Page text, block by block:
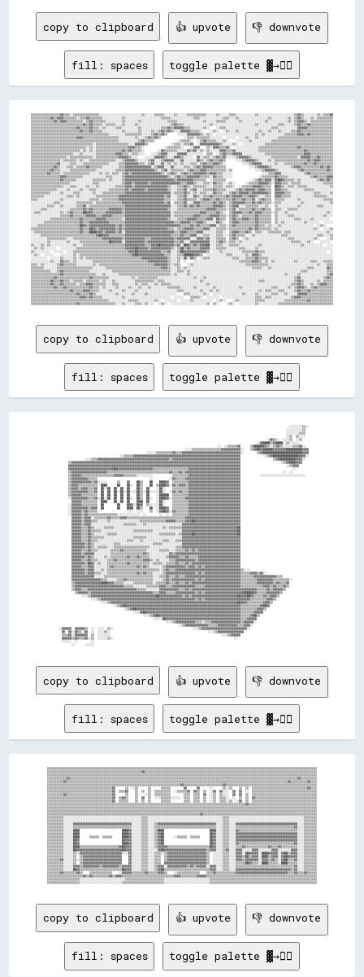
copy to clipboard 👍 upvote 👎 downvote
fill: spaces toggle palette ▓→✊🏽
▒▒▒▒▒▒▒▒▒▒▒▒▒▒▒▒▒▒▓▓▒▒▒▒░░▒▒▒▒▒▒▒▒▒▒▒▒▒▒▒▒░░░░░░░░░░░░░░░░░░░░░░░░░░▒▒░░░░░░▒▒▒▒▒▒░░░░░░▒▒░░░░░░▒▒▒▒▒▒▒▒▒▒▒▒░░░░░░▒▒░░░░░░▒▒▒▒░░░░░░░░░░░░▒▒░░░░░░░░░░░░░░░░░░░░░░▒▒▓▓▒▒░░░░░░░░▒▒░░▒▒▒▒▓▓
▒▒▒▒▒▒▒▒▒▒▒▒▓▓▒▒▓▓▓▓▒▒▒▒▒▒▒▒░░▒▒▒▒▓▓▒▒▒▒▒▒▒▒░░░░░░░░░░░░▒▒░░░░░░░░░░░░░░░░░░░░░░▒▒▒▒▒▒░░░░░░░░░░░░░░▒▒▒▒░░░░░░░░░░░░░░▒▒▒▒░░░░▒▒░░░░░░░░░░░░░░░░░░▒▒░░░░░░░░░░▒▒░░▒▒▓▓▒▒░░░░▒▒░░▒▒▒▒▒▒▒▒▒▒
▒▒▒▒▒▒▒▒▒▒▒▒▒▒▓▓▒▒▓▓▓▓▒▒▒▒▒▒▒▒▒▒░░▒▒▓▓▒▒▒▒▒▒▒▒░░░░░░░░░░▒▒░░░░░░░░▒▒░░░░░░░░░░░░░░░░▒▒▒▒▒▒░░░░░░░░░░░░░░░░▒▒░░░░░░▒▒▒▒▒▒░░░░░░░░▒▒░░░░░░░░░░░░░░▒▒░░░░░░░░░░░░▒▒░░▒▒▓▓▓▓▒▒░░▒▒▒▒▒▒▒▒▒▒▒▒▒▒
▒▒▒▒▒▒▒▒▒▒▒▒▒▒▒▒▒▒▒▒▒▒▒▒▒▒▒▒▒▒▒▒▓▓▒▒▓▓▒▒▒▒▒▒░░▒▒▒▒▒▒░░░░▒▒░░░░░░▒▒░░░░░░░░░░░░░░░░░░░░▒▒▓▓▒▒▒▒░░░░░░░░░░░░░░░░▒▒░░░░░░░░░░░░░░░░░░░░░░░░░░▒▒░░░░░░░░░░░░▒▒▒▒░░░░░░▒▒▓▓▒▒▒▒▓▓▒▒▒▒▒▒▒▒▒▒▒▒▒▒
▒▒▒▒▒▒▒▒▒▒▒▒▒▒▒▒▒▒▒▒▒▒▒▒▒▒▒▒▓▓▒▒▒▒▒▒▓▓▒▒▒▒░░▒▒░░░░░░▒▒▒▒░░░░░░░░░░▒▒░░░░░░░░░░░░▒▒▒▒▓▓▒▒▓▓▓▓▓▓▒▒▒▒░░░░░░░░▒▒░░    ░░▒▒▒▒░░░░░░░░░░░░░░░░░░░░░░░░░░░░▒▒▒▒░░░░░░░░░░░░▓▓▓▓▓▓▒▒▒▒▒▒▒▒▒▒▒▒▒▒▒▒
▒▒▒▒▒▒▒▒▒▒▒▒▒▒▒▒▒▒▒▒▒▒▒▒▒▒▒▒▒▒▓▓▒▒▒▒▓▓▒▒▒▒▒▒░░░░░░░░░░░░▒▒░░░░░░░░▒▒░░░░░░▒▒░░▒▒▓▓▒▒▓▓▒▒░░░░▓▓▓▓▓▓▒▒▒▒▒▒░░    ░░▒▒░░  ░░▒▒░░░░▒▒░░░░░░░░░░░░▒▒░░░░▒▒░░░░▒▒░░░░░░▒▒▒▒▓▓▒▒▒▒▒▒▒▒▒▒▒▒▒▒▒▒▒▒▒▒
▒▒▒▒▒▒▒▒▒▒▒▒▒▒▒▒▒▒▒▒▒▒▒▒▒▒▒▒▒▒▒▒▒▒▒▒▒▒▒▒▒▒▒▒▒▒▒▒░░░░░░░░░░▒▒▒▒▒▒▒▒▒▒░░░░░░▒▒▓▓▒▒▓▓▒▒      ░░░░░░▓▓▓▓▓▓▓▓▒▒░░▒▒░░  ░░░░░░░░░░░░░░░░░░░░░░░░▒▒░░▒▒░░░░░░░░░░░░▒▒▒▒▒▒▒▒▓▓▓▓▒▒▓▓▒▒▒▒▒▒▒▒▒▒▒▒▒▒
▒▒▒▒▒▒▒▒▒▒▒▒▒▒▒▒▒▒▒▒▒▒▒▒▒▒▒▒▓▓▓▓▒▒▒▒▒▒▒▒▒▒▒▒▒▒▒▒▒▒▒▒▒▒░░░░░░░░░░▒▒░░░░▒▒▓▓▒▒▓▓▒▒              ░░▒▒▒▒░░▒▒▒▒▒▒▒▒░░░░░░░░  ░░░░░░  ░░░░▒▒░░░░▒▒░░░░░░░░░░░░▒▒▒▒▒▒▒▒▒▒▒▒▒▒▒▒▒▒▒▒▒▒▒▒▒▒▒▒▒▒▒▒▒▒
▒▒▒▒▒▒▒▒▒▒▒▒▒▒▒▒▒▒▒▒▒▒▒▒▒▒▒▒▒▒▒▒▒▒▒▒▒▒▒▒▒▒▒▒▒▒▒▒▒▒▒▒▒▒░░░░░░░░░░░░▒▒▓▓▒▒▒▒▒▒              ░░▒▒▒▒▒▒░░  ░░▒▒▓▓▒▒▒▒▒▒░░░░▒▒░░    ░░░░░░░░▒▒░░░░░░░░░░░░▒▒▒▒▒▒▒▒▒▒▒▒▒▒▒▒▒▒▒▒▒▒▒▒▒▒▒▒▒▒▒▒▒▒▒▒▒▒
▒▒▒▒▒▒▒▒▒▒▒▒▒▒▒▒▒▒▒▒▒▒▒▒▒▒▒▒▒▒▒▒▒▒▒▒▒▒░░▒▒▒▒▒▒▒▒▒▒▒▒▒▒▒▒▒▒▒▒░░░░▓▓▓▓▓▓▒▒              ░░▒▒▒▒░░▒▒▒▒▓▓  ░░▓▓▓▓▓▓▓▓▓▓▓▓▒▒░░░░░░▒▒░░  ░░░░░░░░░░░░░░▒▒▒▒▒▒▒▒▒▒▒▒▒▒▒▒▒▒▒▒▒▒▒▒▒▒▒▒▒▒▒▒▒▒▒▒▒▒▒▒▒▒
▒▒▒▒▒▒▒▒▒▒▒▒▒▒▒▒▒▒▒▒▒▒▒▒▒▒▒▒▒▒▒▒▒▒░░▒▒░░▒▒▒▒▒▒▒▒▒▒▒▒▒▒▒▒▒▒▒▒▓▓▓▓▒▒▒▒░░            ░░▒▒▒▒▒▒▒▒░░    ░░▓▓▓▓    ▒▒░░▓▓▓▓▒▒▒▒▓▓░░  ░░░░░░░░░░░░░░▒▒▒▒▒▒▒▒▒▒▒▒▒▒▒▒▒▒▒▒▒▒▒▒▓▓▒▒▒▒▒▒▒▒▒▒▒▒▒▒▒▒▒▒▒▒
▒▒▒▒▒▒▒▒▒▒▒▒▒▒▒▒▒▒▒▒▒▒▒▒▒▒▒▒▒▒░░▒▒░░▒▒░░▒▒▒▒▒▒▒▒▒▒▒▒▒▒▒▒▓▓▒▒▓▓▒▒▒▒▒▒░░        ░░▓▓▒▒▒▒▒▒▒▒░░░░░░▓▓▒▒▓▓░░▒▒░░▒▒░░░░░░▓▓▓▓▒▒▒▒▓▓░░░░░░░░░░░░░░▒▒▒▒▒▒▒▒▒▒▒▒▒▒▒▒▒▒▒▒▒▒▒▒▒▒▒▒▓▓▒▒▒▒▒▒▒▒▒▒▒▒▒▒▒▒
▒▒▒▒▒▒▒▒▒▒▒▒▒▒▒▒▒▒▒▒▒▒▒▒▒▒░░░░▒▒░░░░░░░░▒▒▒▒▒▒▒▒▒▒▒▒▓▓▓▓▒▒▒▒░░▒▒▒▒░░░░    ░░░░▒▒▓▓▓▓░░░░░░▓▓▓▓▓▓░░░░░░░░░░  ▒▒▒▒  ░░▒▒▓▓▒▒▒▒▓▓▓▓▓▓░░░░░░░░░░░░░░▒▒▒▒▒▒▒▒▒▒▒▒▒▒▒▒▒▒▒▒▒▒▒▒▓▓▓▓▒▒▒▒▒▒▒▒▒▒▒▒▒▒
▒▒▒▒▒▒▒▒▒▒▒▒▒▒▒▒▒▒▒▒▒▒░░▒▒▒▒▒▒▒▒▒▒▒▒▒▒░░▒▒▒▒▒▒▒▒▒▒▒▒▒▒▓▓▓▓▓▓▒▒░░░░    ░░░░░░▓▓▓▓▓▓▒▒░░░░▓▓▓▓▒▒░░░░░░  ▓▓░░▒▒▒▒░░▒▒▓▓▒▒▓▓░░░░░░▒▒▓▓▓▓▓▓▒▒░░░░░░░░░░░░▒▒▒▒▒▒▒▒▒▒▒▒▒▒▒▒░░▓▓▓▓▓▓▒▒▒▒▓▓▒▒▒▒▒▒▒▒
▒▒▒▒▒▒▒▒▒▒▒▒▒▒▒▒▒▒░░▒▒▒▒▒▒▒▒░░▒▒░░░░▒▒▒▒▒▒▒▒▒▒▒▒▒▒▒▒░░░░▒▒▓▓▓▓▓▓▒▒░░░░░░▒▒▓▓░░░░▒▒▓▓▓▓▓▓░░░░▓▓░░░░░░░░▓▓▒▒░░▒▒▓▓▒▒▒▒▓▓▒▒      ░░░░▒▒▓▓▓▓▓▓▒▒░░░░░░▒▒░░▒▒▒▒▒▒▒▒▒▒▒▒▒▒▒▒▒▒▒▒▓▓▒▒▓▓▓▓▒▒▒▒▒▒▒▒
▒▒▒▒▒▒▒▒▒▒▒▒▒▒▒▒▓▓░░░░░░▒▒▒▒░░░░▒▒▒▒▒▒▒▒▒▒▒▒▒▒▒▒░░░░░░▒▒▒▒▓▓▓▓▓▓▓▓▒▒▒▒░░▒▒▓▓░░░░▓▓░░▒▒░░▒▒░░▒▒░░░░▒▒▒▒░░▒▒▓▓▒▒▒▒▓▓▓▓▒▒░░          ░░░░▒▒▓▓▓▓▓▓░░░░░░░░▒▒░░░░▒▒▒▒▒▒▒▒▒▒▒▒▓▓▒▒▒▒▓▓▒▒▒▒▒▒▒▒▒▒
▒▒▒▒▒▒▒▒▒▒▒▒▒▒▓▓▒▒░░░░▒▒▒▒░░▒▒▒▒▒▒▓▓▒▒▒▒▒▒▒▒░░░░░░░░░░▒▒▒▒▓▓▓▓▓▓▓▓▓▓▓▓▓▓▓▓░░▒▒▓▓▓▓░░░░▓▓░░░░░░▒▒▒▒░░▒▒▓▓▒▒▓▓▓▓▓▓▒▒▒▒▒▒▒▒              ░░░░▒▒▓▓▓▓▓▓▒▒░░░░░░░░░░░░▒▒▓▓▓▓▒▒▒▒▒▒▒▒▒▒▒▒▓▓▒▒▓▓▒▒
▒▒▒▒▒▒▒▒▒▒▒▒▓▓▒▒▒▒░░░░░░▒▒▒▒▒▒▒▒▒▒▒▒▒▒▒▒░░░░░░░░░░░░▒▒▒▒▒▒▓▓▓▓▓▓▓▓▓▓▓▓▓▓▓▓▓▓▒▒░░▒▒▓▓░░▒▒▒▒▒▒▒▒░░▒▒▓▓▒▒▒▒▓▓▓▓▒▒▒▒▒▒▒▒▒▒▒▒░░▒▒              ░░░░▒▒▓▓▓▓▓▓▒▒░░░░░░░░░░░░▒▒▓▓▒▒▒▒▒▒▒▒▒▒▒▒▒▒▓▓▒▒
▒▒▒▒▒▒▒▒▒▒▓▓▒▒▒▒▒▒░░▒▒▒▒▒▒▒▒▒▒▒▒▒▒▒▒░░░░░░▒▒░░▒▒░░▒▒▒▒░░▒▒▓▓▒▒▓▓▓▓▓▓▓▓▓▓▓▓▓▓▓▓▓▓▒▒░░▒▒▓▓▒▒░░▒▒▓▓▒▒▒▒▓▓▓▓▓▓▓▓▒▒▓▓▓▓▒▒▒▒░░░░░░                  ░░░░▒▒▒▒▓▓▓▓░░░░░░░░░░░░░░▒▒▓▓▒▒▒▒▒▒▒▒▒▒▒▒▒▒
▒▒▒▒▒▒▒▒▒▒▒▒▒▒▒▒▒▒▓▓▓▓▒▒▒▒▒▒▒▒▒▒░░░░░░░░░░░░░░▒▒▒▒░░░░░░▒▒▓▓▓▓▓▓▓▓▓▓▓▓▓▓▓▓▓▓▓▓▓▓▓▓▓▓▒▒░░▒▒▓▓▒▒▒▒▓▓▓▓▓▓▓▓▒▒▒▒▒▒░░▓▓▒▒▒▒░░░░░░                ░░▒▒▒▒▒▒▒▒▓▓▒▒▒▒▒▒░░░░░░░░░░░░░░▒▒▓▓▒▒▒▒▒▒▓▓▓▓
▒▒▒▒▒▒▒▒▒▒▒▒▒▒▒▒▒▒▓▓▒▒▒▒▒▒▒▒░░░░░░░░░░▒▒▒▒▒▒▒▒░░▒▒░░░░░░▒▒▓▓▓▓▓▓▓▓▓▓▓▓▓▓▓▓▓▓▓▓▓▓▓▓▓▓▓▓▓▓▒▒▓▓▓▓▓▓▓▓▓▓▒▒▒▒▒▒▒▒  ░░▒▒▒▒▒▒▒▒                ░░▒▒▓▓▒▒▓▓▓▓░░▓▓██▓▓▒▒▒▒▒▒░░▒▒░░░░░░░░░░▒▒▓▓▒▒▓▓▒▒
▒▒▒▒▒▒▒▒▒▒▒▒▒▒▒▒▒▒▒▒▒▒▒▒░░░░░░░░░░░░░░▒▒▒▒░░░░░░░░░░░░░░▒▒▓▓▓▓▒▒▓▓▓▓▓▓▓▓▒▒▓▓▓▓▓▓▓▓▓▓▓▓▓▓▓▓▓▓▒▒▒▒▓▓▓▓▒▒░░░░▒▒▒▒░░▓▓▒▒▒▒░░░░▒▒░░      ░░▒▒▒▒▒▒▓▓▓▓▓▓▒▒░░▓▓▓▓▒▒▒▒░░▒▒▒▒▒▒░░░░░░░░░░░░░░▒▒▒▒▒▒
▒▒▒▒▒▒▒▒▒▒▒▒▒▒▒▒▒▒▒▒░░░░▒▒▒▒░░░░░░▒▒░░░░▒▒░░░░░░░░░░▒▒▒▒▒▒▓▓▓▓▒▒▓▓▓▓▓▓▓▓▓▓▓▓▓▓▓▓▓▓▓▓▒▒░░░░▒▒▒▒▓▓▒▒░░▒▒▒▒▒▒▒▒░░░░▒▒▒▒▒▒░░▒▒▒▒░░  ░░▒▒▒▒▒▒▓▓▓▓▓▓▒▒▒▒▒▒  ██▓▓▒▒░░▒▒▒▒░░▒▒▒▒▒▒░░░░░░░░░░░░░░▒▒
▒▒▒▒▒▒▒▒▒▒▒▒▒▒▒▒░░░░░░▒▒░░░░░░▒▒░░░░▒▒▒▒░░░░░░░░▒▒▒▒▒▒▒▒▒▒▓▓▒▒▓▓▓▓▓▓▓▓▒▒▓▓▓▓▓▓▓▓▓▓▓▓▒▒░░░░▒▒▒▒▓▓░░▒▒▓▓░░░░▒▒▒▒▒▒▓▓▒▒▒▒▒▒░░░░░░▒▒▓▓▒▒▓▓▓▓▓▓▒▒▓▓▓▓▒▒▒▒  ▓▓▓▓▒▒▒▒░░░░░░░░░░▒▒▒▒▒▒░░░░░░░░░░░░
▒▒▒▒▒▒▒▒▒▒▒▒░░░░░░▒▒░░░░░░▒▒▒▒░░░░░░░░▒▒░░░░▒▒▒▒▒▒▒▒▒▒▒▒▒▒▓▓▓▓▓▓▓▓▓▓▓▓▓▓▓▓▓▓▓▓▓▓▓▓▓▓▓▓░░▒▒▒▒▒▒▓▓▒▒░░▒▒░░▒▒▒▒░░░░▓▓▒▒▒▒░░░░▒▒▓▓▒▒▓▓▓▓▓▓▒▒▓▓▓▓▓▓▓▓▓▓▒▒  ▓▓▓▓▓▓▒▒▒▒░░░░░░░░░░░░░░▒▒▒▒░░░░░░▒▒
▒▒▒▒▒▒▒▒░░░░░░░░░░░░░░▒▒▒▒░░▒▒░░░░░░░░░░▒▒▒▒▒▒▒▒▒▒▒▒▒▒▓▓▓▓▓▓▓▓▓▓▓▓▓▓▓▓▓▓▓▓▓▓▓▓▓▓▓▓▒▒▓▓░░░░▒▒▒▒▓▓░░░░▓▓▒▒░░▒▒▒▒▓▓▒▒▒▒▒▒▒▒▓▓▒▒▓▓▓▓▓▓▒▒▒▒▓▓▓▓▒▒░░░░▒▒▒▒  ▓▓▓▓▒▒▒▒▒▒░░░░░░░░░░░░░░▒▒▒▒▒▒▒▒░░░░
▒▒▒▒░░░░░░░░░░░░░░▒▒░░░░░░░░░░░░░░░░▒▒▒▒▒▒░░▒▒▒▒▒▒▒▒▒▒▓▓▓▓▓▓▓▓▓▓▓▓▓▓▓▓▓▓▓▓▓▓▓▓▓▓▓▓▒▒▒▒░░░░▒▒▒▒▓▓▒▒▒▒▒▒░░▒▒▓▓▓▓▒▒▒▒▓▓▒▒▒▒▒▒▒▒▓▓▒▒▒▒▓▓▒▒▒▒▓▓░░▒▒▓▓▒▒▒▒  ▒▒▒▒▒▒░░░░░░░░▒▒░░░░░░░░░░░░░░▒▒▒▒▒▒
░░░░░░░░░░░░░░▒▒▒▒░░░░░░░░░░▒▒▒▒▒▒▒▒▒▒░░▒▒▒▒▒▒▒▒▒▒▒▒▒▒▒▒▓▓▓▓▓▓▓▓▓▓▓▓▓▓▓▓▓▓▓▓▓▓▓▓▓▓▒▒▓▓  ▒▒▒▒▒▒▓▓░░░░▓▓▓▓▒▒▒▒▒▒▒▒▓▓▒▒▓▓▒▒░░▒▒▓▓▓▓▓▓▓▓▒▒▒▒▓▓▒▒▓▓▒▒▒▒▒▒░░▒▒▒▒░░░░░░░░░░░░▒▒░░░░░░░░░░░░░░░░▒▒
░░░░░░░░░░▒▒▒▒░░░░▒▒░░░░░░░░▒▒▒▒▓▓░░▒▒▒▒▒▒▒▒▒▒▒▒▒▒▒▒▒▒▒▒▒▒▓▓▓▓▓▓▓▓▓▓▓▓▓▓▓▓▓▓▓▓▓▓▓▓▓▓▓▓░░░░▒▒▒▒▓▓▒▒▓▓▒▒▓▓▒▒▒▒▒▒▒▒▓▓▓▓▓▓▒▒░░▒▒▓▓▓▓░░░░▒▒▒▒▒▒▒▒░░░░▒▒░░  ▒▒░░░░░░░░░░░░▒▒░░░░░░░░░░▒▒▒▒░░░░░░
░░░░░░▒▒▒▒░░░░░░░░░░░░░░▒▒▒▒▒▒▒▒▓▓▒▒▓▓▒▒▒▒▒▒▒▒▒▒▓▓▓▓▓▓▓▓▒▒▓▓▓▓▓▓▓▓▓▓▓▓▓▓▓▓▓▓▓▓▓▓▓▓▓▓▒▒░░░░▒▒▒▒▒▒▒▒▒▒▒▒▒▒▒▒▒▒▓▓▓▓▓▓▒▒▒▒▒▒░░▒▒▓▓░░▒▒▒▒▒▒▒▒▓▓▒▒▒▒▓▓▒▒▒▒  ▒▒▒▒░░░░▒▒▒▒▒▒░░░░░░░░░░░░░░░░░░░░░░
░░▒▒▒▒░░░░░░░░░░░░▒▒░░▒▒▓▓▒▒▒▒▒▒██▓▓▓▓▒▒▒▒▒▒▒▒▓▓▓▓▓▓▓▓▓▓▒▒▓▓▓▓▓▓▓▓▓▓▓▓▓▓▓▓▓▓▓▓▓▓▓▓▓▓▓▓░░▒▒▒▒▒▒▒▒▒▒▒▒▒▒▒▒▓▓▓▓▒▒▒▒▒▒▓▓▒▒░░  ▒▒▓▓▓▓▓▓▒▒▒▒▓▓▒▒▓▓▓▓▒▒▒▒▒▒░░▒▒░░░░▒▒░░░░░░░░░░░░░░░░░░░░░░░░▒▒░░
░░░░░░░░░░░░░░░░░░▒▒▒▒▒▒▓▓▒▒▒▒▒▒▒▒▓▓▓▓▓▓▒▒▒▒▓▓▓▓▓▓▒▒▒▒▒▒▒▒▓▓▓▓▓▓▓▓▓▓▓▓▓▓▓▓▓▓▓▓▓▓▓▓▓▓▓▓░░▒▒▒▒▒▒▒▒▒▒▒▒▓▓▓▓▒▒▒▒▒▒▓▓▓▓▓▓▒▒▒▒░░▒▒▓▓▒▒░░▒▒▒▒▒▒▒▒▓▓▒▒▒▒▒▒▒▒  ▒▒░░░░░░▒▒▒▒░░░░░░░░░░░░░░░░░░▒▒░░░░
░░░░░░░░░░░░▒▒▒▒▒▒▒▒▒▒▒▒▒▒▒▒▒▒▓▓▒▒▒▒▒▒▒▒▓▓▓▓▓▓▒▒▒▒▒▒▒▒▒▒░░▓▓▓▓▓▓▓▓▓▓▓▓▓▓▓▓▓▓▓▓▓▓▓▓▓▓▒▒░░░░▒▒▒▒▒▒▓▓▓▓▓▓▒▒▒▒▒▒▓▓▓▓░░▓▓▒▒▒▒  ▒▒▓▓▒▒▒▒▓▓▓▓▒▒▒▒▓▓▒▒▒▒▒▒▒▒  ▒▒░░░░░░░░░░▒▒▒▒░░░░░░▒▒░░░░░░░░░░  
░░░░░░░░▒▒▒▒▒▒▒▒▒▒▒▒▒▒▒▒▒▒▒▒▒▒▓▓▒▒▒▒▓▓▓▓▓▓▓▓▓▓▓▓▒▒▒▒▒▒▒▒▒▒▓▓▓▓▓▓▓▓▓▓▓▓▓▓▓▓▓▓▓▓▓▓▓▓▓▓▓▓▓▓▒▒▒▒▓▓▓▓▓▓▒▒▒▒▓▓▓▓▒▒░░░░░░▓▓▒▒░░  ▒▒▓▓▓▓▒▒▒▒▒▒▒▒▒▒▓▓▒▒▒▒▒▒▒▒  ▒▒░░▒▒░░░░░░░░░░░░▒▒░░░░░░░░  ░░░░░░
░░░░▒▒▒▒▒▒▒▒▒▒▒▒▒▒▒▒▒▒▒▒▒▒▒▒▒▒██▓▓▒▒▓▓▓▓▓▓▓▓▓▓▓▓▓▓▓▓▒▒▓▓▒▒▓▓▓▓▓▓▓▓▓▓▓▓▓▓▓▓▓▓▓▓▓▓▓▓▓▓▓▓▓▓▓▓▓▓▒▒▒▒▒▒▓▓▒▒▓▓▒▒▒▒▒▒▓▓▓▓░░▒▒▒▒░░▒▒▓▓▒▒▒▒▒▒▒▒▒▒▒▒▓▓▒▒▒▒░░▒▒░░░░▒▒░░░░░░░░░░░░░░░░░░░░  ░░▒▒░░    
▒▒▒▒▒▒▒▒▒▒▒▒▒▒▒▒▒▒▒▒▒▒▒▒▒▒▒▒▒▒▓▓▒▒▒▒██▓▓▒▒▓▓▓▓▓▓▓▓▓▓▒▒▓▓▒▒▓▓▓▓▓▓▓▓▓▓▓▓▓▓▓▓▓▓▓▓▓▓▓▓▓▓▒▒▒▒░░▒▒▒▒▓▓▓▓▓▓▒▒▒▒▒▒▓▓▓▓░░░░▒▒▒▒▒▒░░▒▒▒▒▒▒▒▒▒▒▒▒▓▓▒▒▓▓▒▒▒▒▒▒▒▒░░▒▒░░░░░░░░░░░░░░░░░░░░░░▒▒░░  ░░░░▒▒
░░▒▒▒▒▒▒▒▒▒▒▒▒▒▒▒▒▒▒▒▒▒▒▒▒▒▒▒▒▓▓▒▒▒▒████▓▓▓▓▒▒▓▓▓▓▓▓▒▒▓▓░░▓▓▓▓▓▓▓▓▓▓▓▓▓▓▓▓▓▓▓▓▓▓▓▓▓▓▓▓▓▓▒▒▒▒▓▓▓▓▒▒▒▒▒▒▓▓▓▓░░░░░░░░▒▒▒▒░░  ▒▒▓▓▓▓▒▒▒▒▓▓▒▒  ▒▒▒▒░░░░▒▒▒▒▒▒▒▒░░▒▒▒▒░░░░░░░░░░░░░░░░░░░░░░▒▒░░
░░░░░░▒▒▒▒▒▒▒▒▒▒▒▒▒▒▒▒▒▒▒▒▒▒▒▒▒▒▒▒▒▒▒▒▒▒▓▓██▓▓▓▓▒▒▒▒▒▒▒▒▒▒▓▓▓▓▓▓▓▓▓▓▓▓▓▓▓▓▓▓▓▓▓▓▓▓▓▓▓▓▒▒▒▒▒▒▓▓▒▒▒▒▓▓▓▓░░░░▒▒▒▒░░░░▒▒▒▒░░░░▒▒▓▓▒▒▒▒▒▒  ░░▒▒░░░░░░░░░░░░░░░░▒▒▒▒░░░░░░░░░░░░░░░░░░▒▒▒▒░░░░▒▒
░░░░░░░░░░▒▒▒▒▒▒▒▒▒▒▒▒░░░░▒▒▒▒▒▒▒▒▒▒▒▒▒▒▒▒▒▒▓▓▓▓▓▓▓▓▓▓▓▓▒▒▓▓▓▓▓▓▓▓▓▓▓▓▒▒▒▒▓▓▓▓▓▓▓▓▓▓▓▓▓▓▒▒▓▓▓▓▓▓▓▓░░░░▓▓▓▓▒▒▓▓░░░░▒▒▒▒▒▒  ▒▒▓▓▒▒  ░░▒▒░░░░░░░░░░░░░░░░░░░░░░░░▒▒▒▒░░░░░░░░░░░░▒▒░░    ░░▒▒
░░░░░░░░░░▒▒░░░░░░░░░░▒▒░░░░░░▒▒▒▒▒▒▒▒▒▒▒▒▒▒▒▒▒▒██▓▓▓▓▓▓░░▓▓▓▓▓▓▓▓▓▓▓▓▒▒▓▓▓▓▓▓▓▓▓▓▓▓▓▓▓▓▒▒▒▒▓▓░░░░▓▓▓▓▓▓▓▓▓▓▓▓░░░░▒▒▓▓▒▒░░▒▒▒▒░░▒▒░░░░░░░░░░░░░░░░░░░░░░░░░░░░░░▒▒▒▒▒▒░░░░▒▒░░    ░░░░░░  
▒▒░░░░▒▒░░▒▒░░░░░░░░░░░░░░▒▒░░░░▒▒▒▒▒▒▒▒▒▒▒▒▒▒▒▒▒▒▒▒▒▒▒▒▒▒▓▓▓▓▓▓▓▓▓▓▓▓▒▒▒▒▓▓▓▓██▓▓▓▓▓▓▓▓▒▒▓▓░░██▓▓▒▒▓▓▒▒▓▓▓▓██░░░░▒▒▒▒░░░░▒▒▒▒▒▒░░░░░░░░░░░░▒▒░░░░░░░░░░░░░░░░░░░░░░░░▒▒░░░░░░░░░░░░  ░░░░
░░▒▒░░▒▒░░░░░░░░  ░░░░░░░░░░▒▒▒▒▒▒▒▒▒▒▒▒▒▒▒▒▒▒▒▒▒▒▒▒▒▒▒▒▒▒▓▓▓▓▓▓██▓▓▓▓▓▓▒▒▓▓▓▓▓▓▓▓▓▓▓▓▒▒░░▒▒██▒▒▓▓▒▒▒▒▒▒▓▓▓▓▓▓░░░░▒▒▒▒▒▒░░░░░░░░▒▒▒▒░░░░░░▒▒░░░░░░░░░░░░░░░░░░░░░░░░░░░░░░░░░░░░░░░░░░░░░░
▒▒░░░░░░░░░░  ░░░░░░  ░░░░▒▒▒▒▒▒▒▒▒▒▒▒▒▒▒▒▒▒▒▒▒▒▒▒▒▒▒▒▒▒▒▒▒▒▓▓▓▓██▓▓▓▓▓▓▓▓▓▓▓▓▓▓▒▒▒▒▓▓░░░░▒▒██▓▓▓▓▓▓▓▓▓▓▓▓▓▓▒▒  ░░░░▒▒░░░░░░░░░░░░▒▒▒▒▒▒▒▒▓▓▒▒▒▒░░░░░░░░░░░░░░░░░░░░░░░░░░░░░░░░░░░░░░  ░░
░░▒▒░░  ░░░░░░    ░░░░░░░░▒▒░░▒▒▒▒▒▒▒▒▒▒▒▒▒▒▒▒▒▒▒▒▒▒▒▒▒▒▒▒▒▒▒▒▓▓██▓▓▓▓▓▓▓▓▓▓▓▓▓▓▓▓▒▒▒▒░░░░▒▒▒▒██████▓▓▓▓▒▒  ░░░░░░░░░░░░▒▒▒▒░░░░░░░░▒▒░░▓▓▓▓▒▒░░░░░░░░░░░░░░░░░░░░░░░░░░░░░░░░░░░░░░░░░░░░
░░░░░░░░░░  ░░░░░░▒▒░░░░░░▒▒░░▒▒░░▒▒▒▒▒▒▒▒▒▒▒▒▒▒▒▒▒▒▒▒▒▒▒▒▒▒▒▒▒▒▒▒▒▒▓▓▓▓▓▓▓▓▓▓▓▓▓▓▓▓▒▒░░░░▒▒░░▓▓░░▓▓▒▒  ░░▒▒▒▒░░░░░░░░░░░░░░▒▒▒▒░░░░▒▒▒▒▒▒▓▓▒▒▒▒▒▒░░░░░░░░░░░░░░░░░░░░░░░░░░░░░░░░░░░░░░░░
░░░░░░░░░░░░▒▒░░░░▓▓▒▒▒▒░░▒▒░░░░░░░░░░▒▒▒▒▒▒▒▒▒▒▒▒▒▒▒▒▒▒▒▒▒▒▒▒▒▒▒▒▒▒▒▒▒▒▓▓▓▓▓▓▓▓▓▓▓▓▒▒░░░░▒▒  ░░    ░░░░░░░░░░░░░░░░░░░░░░░░░░░░▒▒▒▒▒▒▒▒▓▓▓▓▒▒░░▒▒░░▒▒░░░░░░░░░░░░▒▒░░░░░░░░▒▒▒▒░░░░▒▒▒▒▒▒
▒▒▒▒░░▒▒░░░░░░░░▒▒▓▓▒▒▒▒▒▒▒▒░░░░░░░░░░▒▒░░▒▒▒▒▒▒▒▒▒▒▒▒▒▒▒▒▒▒▒▒▒▒▒▒▒▒▒▒▒▒▒▒▒▒▓▓▓▓▓▓▓▓▒▒░░▒▒▒▒    ░░▒▒░░░░░░░░░░░░░░░░░░░░░░░░░░░░░░░░▒▒▒▒▒▒▒▒▒▒▒▒▒▒░░░░░░░░░░░░░░░░░░░░░░░░░░░░░░▒▒░░░░▒▒▒▒
▒▒▒▒▒▒▒▒░░░░░░░░▒▒▒▒▒▒▒▒▒▒▒▒▒▒▒▒▒▒▒▒▒▒░░░░░░░░▒▒▒▒▒▒▒▒▒▒▒▒▒▒▒▒▒▒▒▒▒▒▒▒▒▒▒▒▒▒▒▒▒▒▓▓▓▓▒▒░░░░▒▒░░▒▒░░░░░░░░░░░░░░░░░░░░░░░░░░░░░░░░░░░░░░░░▒▒▒▒▒▒░░░░▒▒░░░░░░░░░░░░░░░░░░░░░░▒▒▒▒░░░░░░░░▓▓▒▒
▒▒▒▒▒▒▒▒▒▒▒▒░░░░▒▒▓▓▒▒▒▒▒▒▒▒▒▒▒▒▒▒▒▒░░░░░░░░░░░░░░▒▒▒▒▒▒▒▒▒▒▒▒▒▒▒▒▒▒▒▒▒▒▒▒▒▒▒▒▒▒▒▒▒▒▒▒░░░░▒▒▒▒░░▒▒░░░░░░░░░░░░░░░░░░░░░░░░░░░░░░░░░░░░░░░░░░░░░░░░░░░░░░░░░░░░░░░░░░░░▒▒▒▒░░░░░░░░░░░░▒▒▒▒
▒▒▒▒▒▒▒▒▒▒▒▒▒▒▒▒▒▒▓▓▒▒▒▒▒▒▒▒▒▒▒▒▒▒▒▒▒▒▒▒░░░░▒▒░░░░░░░░▒▒▒▒▒▒▒▒▒▒▒▒▒▒▒▒▒▒▒▒▒▒▒▒▒▒▒▒▒▒▒▒░░▒▒░░░░░░▒▒░░░░░░░░░░░░░░░░░░░░░░░░░░░░░░░░░░░░░░░░░░░░░░░░░░░░░░░░░░▒▒░░░░░░▒▒░░░░░░░░░░░░░░░░▒▒▓▓
▒▒▒▒▒▒▒▒▒▒▒▒▒▒▓▓▒▒▒▒▒▒▒▒▒▒▒▒▒▒▒▒▒▒▒▒▓▓▒▒▒▒▒▒▒▒▒▒░░░░░░░░░░░░░░▒▒░░▒▒▒▒▒▒▒▒▒▒▒▒░░░░░░░░░░░░░░░░░░░░░░▒▒░░░░▒▒░░░░░░░░░░░░░░░░░░░░░░░░░░░░░░░░░░░░░░░░░░░░░░░░░░░░░░▒▒▓▓░░░░░░░░░░░░░░▒▒▓▓▒▒
▒▒▒▒▒▒▒▒▒▒▒▒▓▓▒▒▒▒▓▓▒▒▒▒░░▒▒▒▒▒▒░░▒▒▒▒▒▒▒▒░░▒▒░░░░▒▒░░░░░░░░░░░░▒▒▒▒▒▒▒▒▒▒▒▒░░▒▒▒▒░░░░░░░░░░░░░░░░░░░░░░▒▒░░░░░░░░░░░░░░░░░░░░░░░░░░░░░░░░░░▒▒▒▒░░░░░░░░░░░░░░░░░░▒▒▓▓▒▒░░░░░░░░▒▒░░▒▒▒▒▒▒
▒▒▒▒▒▒▒▒▒▒▒▒▓▓▒▒▒▒▓▓▒▒▒▒▒▒▒▒░░▒▒▒▒▓▓▓▓▒▒▒▒▒▒▒▒░░░░▒▒▒▒░░░░░░░░░░▒▒░░▒▒▒▒░░░░▒▒░░▒▒▒▒▒▒░░░░░░░░░░░░░░░░░░░░░░▒▒░░░░░░░░░░░░░░░░░░░░░░░░░░░░░░░░░░░░░░░░░░░░░░░░░░▒▒▒▒▓▓▒▒░░░░▒▒░░▒▒▓▓▓▓▒▒▒▒
▒▒▒▒▒▒▒▒▒▒▒▒▒▒▓▓▒▒▒▒▓▓▒▒▒▒▒▒▒▒▒▒▒▒▒▒▓▓▒▒▒▒░░▒▒░░░░░░▒▒░░░░░░▒▒░░░░▒▒░░░░▒▒░░░░░░░░░░▒▒▒▒▒
copy to clipboard 👍 upvote 👎 downvote
fill: spaces toggle palette ▓→✊🏽
copy to clipboard 👍 upvote 👎 downvote
fill: spaces toggle palette ▓→✊🏽
▒▒▒▒▒▒▒▒▒▒▒▒▒▒▒▒▒▒▒▒▒▒▒▒▒▒▒▒▒▒▒▒▒▒▒▒▒▒▒▒▒▒▒▒▒▒▒▒▒▒▒▒▒▒▒▒▒▒▓▓▒▒▒▒▒▒▒▒▒▒▒▒▒▒▒▒▒▒▒▒▒▒▒▒▒▒▒▒▒▒▒▒▒▒▒▒▒▒▒▒▒▒▒▒▒▒▒▒▒▒▒▒▒▒▒▒▒▒▒▒▒▒▒▒▒▒▒▒▒▒▒▒▒▒▒▒▒▒▒▒▒▒▒▒▒▒▒▒▒▒▒▒▒▒▒▒▒▒▒▒▒▒▒▒▒▒
▒▒▒▒▒▒▒▒▒▒▒▒▓▓▒▒▒▒▒▒▒▒▒▒▒▒▒▒▒▒▒▒▒▒▒▒▒▒▒▒▒▒▒▒▒▒▒▒▒▒▒▒▒▒▒▒▒▒▒▒▒▒▒▒▒▒▒▒▒▒▒▒▒▒▒▒▒▒▒▒▒▒▒▒▒▒▒▒▒▒▒▒▒▒▒▒▒▒▒▒▒▒▒▒▒▒▒▒▒▒▒▒▒▒▒▒▒▒▒▒▒▒▒▒▒▒▒▒▒▒▒▒▒▒▒▒▒▒▒▒▒▒▒▒▒▒▒▒▒▒▒▒▒▒▓▓▒▒▒▒▒▒▒▒▒▒
▒▒▒▒▒▒▒▒▒▒▓▓▒▒▒▒▒▒▒▒▒▒▒▒▒▒▒▒▒▒▒▒▒▒▒▒▒▒▒▒▒▒▒▒▒▒▒▒▒▒▒▒▒▒▒▒▒▒▒▒▒▒▒▒▒▒▒▒▒▒▒▒▒▒▒▒▒▒▒▒▒▒▒▒▒▒▒▒▒▒▒▒▒▒▒▒▒▒▒▒▒▒▒▒▒▒▒▒▒▒▒▒▒▒▒▒▒▒▒▒▒▒▒▒▒▒▒▒▒▒▒▒▒▒▒▒▒▒▒▒▒▒▒▒▒▒▒▒▓▓▒▒▒▒▒▒▒▒▒▒▓▓▒▒▒▒
▒▒▒▒▒▒▒▒▒▒▒▒▒▒▒▒▒▒▒▒▒▒▒▒▒▒▒▒▒▒▒▒▒▒▒▒▒▒▒▒▒▒▒▒▒▒▒▒▒▒▒▒▒▒▒▒▒▒▒▒▒▒▒▒▒▒▒▒▒▒▒▒▒▒▒▒▒▒▒▒▒▒▓▓▒▒▒▒▒▒▒▒▒▒▒▒▒▒▒▒▒▒▒▒▒▒▒▒▓▓▒▒▒▒▒▒▒▒▒▒▒▒▒▒▒▒▒▒▒▒▒▒▒▒▒▒▒▒▒▒▒▒▒▒▒▒▒▒▒▒▒▒▒▒▒▒▒▒▒▒▒▒▒▒▒▒
▒▒▒▒▒▒▒▒▒▒▒▒▒▒▒▒▒▒▒▒▒▒▒▒▒▒▒▒▒▒▒▒▒▒▒▒▒▒▒▒▓▓      ▒▒  ░░▒▒      ▒▒      ▒▒▒▒▒▒        ▓▓      ▓▓      ░░      ▒▒░░▒▒    ▒▒  ▒▒  ▒▒▒▒▒▒▒▒▒▒▒▒▒▒▒▒▒▒▒▒▒▒▒▒▒▒▒▒▒▒▒▒▒▒▓▓▒▒▒▒
▒▒▒▒▒▒▒▒▒▒▒▒▒▒▒▒▒▒▒▒▒▒▒▒▒▒▒▒▒▒▒▒▒▒▒▒▒▒▒▒▓▓  ▒▒▒▒▓▓    ▒▒  ▒▒  ▒▒  ▒▒▒▒▒▒▒▒▒▒  ░░▒▒▒▒▒▒▓▓  ▓▓▒▒  ▒▒  ░░▓▓  ▓▓░░░░  ▓▓  ▓▓  ░░  ▒▒▒▒▒▒▒▒▒▒▒▒▒▒▒▒▒▒▒▒▒▒▒▒▒▒▒▒▒▒▒▒▒▒▒▒▒▒▒▒
▒▒▒▒▒▒▒▒▒▒▓▓▒▒▒▒▒▒▒▒▒▒▒▒▒▒▒▒▒▒▒▒▒▒▒▒▒▒▒▒▓▓      ▒▒    ▒▒    ░░▒▒  ▒▒▒▒▒▒▒▒▒▒        ▒▒▒▒  ▒▒▒▒  ▓▓  ░░▒▒  ▒▒░░░░  ▓▓  ▓▓  ▒▒  ▒▒▒▒▒▒▒▒▒▒▒▒▒▒▒▒▒▒▒▒▒▒▒▒▒▒▒▒▒▒▒▒▒▒▒▒▒▒▒▒
▒▒▒▒▒▒▒▒▒▒▒▒▒▒▒▒▒▒▒▒▒▒▒▒▒▒▒▒▒▒▒▒▒▒▒▒▒▒▒▒▓▓  ▒▒▓▓▒▒    ▒▒  ▓▓  ▒▒  ░░░░▒▒▒▒▒▒░░░░░░  ▒▒▒▒  ▒▒▒▒  ▒▒  ░░▒▒  ▒▒▒▒░░  ░░  ▒▒  ▒▒  ▓▓▒▒▒▒▒▒▒▒▒▒▒▒▒▒▒▒▒▒▒▒▒▒▒▒▒▒▒▒▒▒▒▒▒▒▒▒▒▒
▒▒▒▒▒▒▒▒▒▒▒▒▒▒▒▒▒▒▒▒▒▒▒▒▒▒▒▒▒▒▒▒▒▒▒▒▒▒▒▒▓▓  ▒▒▒▒▒▒    ▒▒  ▒▒  ▒▒      ▒▒▒▒▒▒        ▒▒▒▒  ▒▒▒▒  ▒▒  ░░▒▒  ▒▒▒▒░░▒▒  ░░▓▓  ▒▒  ▒▒▒▒▒▒▒▒▒▒▒▒▒▒▒▒▒▒▒▒▒▒▒▒▒▒▒▒▒▒▒▒▒▒▒▒▒▒▒▒
▒▒▒▒▒▒▒▒▒▒▒▒▒▒▒▒▒▒▒▒▒▒▒▒▒▒▒▒▒▒▒▒▒▒▒▒▒▒▒▒▒▒▒▒▒▒▒▒▒▒▒▒▒▒▒▒▒▒▒▒▒▒▒▒▒▒▒▒▒▒▒▒▒▒▒▒▒▒▒▒▒▒▒▒▒▒▒▒▒▒▒▒▒▒▒▒▒▒▒▒▒▒▒▒▒▒▒▒▒▒▒▒▒▒▒▒▒▒▒▒▒▒▓▓▒▒▒▒▒▒▒▒▒▒▒▒▒▒▒▒▒▒▒▒▒▒▒▒▒▒▒▒▒▒▒▒▒▒▒▒▒▒▒▒▒▒
▒▒▒▒▒▒▒▒▒▒▒▒▒▒▒▒▒▒▒▒▒▒▒▒▒▒▒▒▒▒▒▒▒▒▒▒▒▒▒▒▒▒▒▒▒▒▒▒▒▒▒▒▒▒▒▒▒▒▒▒▒▒▒▒▒▒▒▒▒▒▒▒▒▒▒▒▒▒▒▒▒▒▒▒▒▒▒▒▒▒▒▒▒▒▓▓▒▒▒▒▒▒▒▒▒▒▒▒▒▒▒▒▒▒▒▒▒▒▒▒▒▒▒▒▒▒▒▒▒▒▒▒▒▒▒▒▒▒▒▒▒▒▒▒▒▒▒▒▒▒▒▒▒▒▒▒▒▒▒▒▒▒▒▒▒▒
▒▒▒▒▒▒▒▒▒▒░░░░░░▓▓▓▓▓▓▓▓▓▓▓▓▓▓▓▓▓▓▓▓▓▓▓▓▓▓▓▓▓▓▓▓▓▓▓▓░░░░░░▒▒▒▒░░░░▒▒▓▓▓▓▓▓▓▓▓▓▓▓▓▓▓▓▓▓▓▓▓▓▓▓▓▓▓▓▓▓▓▓▓▓▓▓░░░░▒▒▒▒░░░░▓▓▓▓▓▓▓▓▓▓▓▓▓▓▓▓▓▓▓▓▓▓▓▓▓▓▓▓▓▓▓▓▓▓▓▓▓▓░░░░▒▒▒▒▒▒▒▒
▒▒▒▒▒▒▒▒▒▒░░░░░░▒▒▒▒▒▒▒▒▒▒▒▒▒▒▒▒▒▒▒▒▒▒▒▒▒▒▒▒▒▒▒▒▒▒▒▒░░░░░░▒▒▒▒░░░░▒▒▒▒▒▒▒▒▒▒▒▒▒▒▒▒▒▒▒▒▒▒▒▒▒▒▒▒▒▒▒▒▒▒▒▒▒▒░░░░▒▒▒▒░░░░▒▒▒▒▒▒▒▒▒▒▒▒▒▒▒▒▒▒▒▒▒▒▒▒▒▒▒▒▒▒▒▒▒▒▒▒▓▓░░░░▒▒▒▒▒▒▒▒
▒▒▒▒▒▒▒▒▒▒░░░░░░████                          ████▓▓░░░░░░▒▒▒▒░░░░▒▒████                            ████░░░░▒▒▒▒░░░░▓▓▒▒▒▒▒▒▒▒▒▒▒▒▒▒▒▒▒▒▒▒▒▒▒▒▒▒▒▒▒▒▒▒▒▒▒▒░░░░▒▒▒▒▒▒▒▒
▒▒▒▒▒▒▒▒▒▒░░░░░░████                          ████▓▓░░░░░░▒▒▒▒░░░░▒▒▓▓██                            ██▓▓░░░░▒▒▒▒░░░░▓▓▓▓▓▓▓▓▓▓▓▓▓▓▓▓▓▓▓▓▓▓▓▓▓▓▓▓▓▓▓▓▓▓▓▓▓▓░░░░▒▒▒▒▒▒▒▒
▒▒▒▒▒▒▒▒▒▒░░░░░░████      ▒▒▒▒▒▒  ▒▒▒▒▒▒      ████▓▓░░░░░░▒▒▒▒░░░░▒▒▓▓██      ░░▒▒▒▒▒▒  ▒▒▒▒▒▒      ██▓▓░░░░▒▒▒▒░░░░▓▓▓▓▓▓▓▓▓▓▓▓▓▓▓▓▓▓▓▓▓▓▓▓▓▓▓▓▓▓▓▓▓▓▓▓▓▓░░░░▒▒▒▒▒▒▒▒
▒▒▒▒▒▒▒▒▒▒░░░░░░██▓▓                          ██▓▓▓▓░░░░░░▒▒▒▒░░░░▒▒▓▓██                            ██▓▓░░░░▒▒▒▒░░░░▓▓▓▓▓▓▓▓▓▓▓▓▓▓▓▓▓▓▓▓▓▓▓▓▓▓▓▓▓▓▓▓▓▓▓▓▓▓░░░░▒▒▒▒▒▒▒▒
▒▒▒▒▒▒▒▒▒▒░░░░░░██▓▓                          ████▓▓░░░░░░▒▒▒▒░░░░▒▒▓▓██                            ██▓▓░░░░▒▒▒▒░░░░▓▓▒▒▒▒▒▒▒▒▒▒▒▒▒▒▒▒▒▒▒▒▒▒▒▒▒▒▒▒▒▒▒▒▒▒▓▓░░░░▒▒▒▒▒▒▒▒
▒▒▒▒▒▒▒▒▒▒░░░░░░████▒▒▒▒▒▒▒▒▒▒▒▒▒▒▒▒▒▒▒▒▒▒▒▒▓▓██▓▓▓▓░░░░░░▒▒▒▒░░░░▒▒▓▓▓▓▓▓▒▒▒▒▒▒▒▒▒▒▒▒▒▒▒▒▒▒▒▒▒▒▒▒▒▒██▓▓░░░░▒▒▒▒░░░░▒▒▒▒▓▓▒▒▒▒▒▒▒▒▒▒▒▒▒▒▓▓▒▒▒▒▓▓▒▒▒▒▒▒▒▒▒▒░░░░▒▒▒▒▒▒▒▒
▒▒▒▒▒▒▒▒▒▒░░░░░░██▓▓▓▓▓▓▓▓▓▓▓▓▓▓▓▓▓▓▓▓▓▓▓▓▓▓▓▓██▓▓▓▓░░░░░░▒▒▒▒░░░░░░▓▓██▓▓▓▓▓▓▓▓▓▓▓▓▓▓▓▓▓▓▓▓▓▓▓▓▓▓▒▒▓▓▓▓░░░░▒▒▓▓░░░░▓▓▓▓░░░░░░▓▓▓▓░░░░░░░░▓▓▓▓░░░░░░░░▓▓▓▓░░░░▒▒▒▒▒▒▒▒
▒▒▒▒▒▒▒▒▒▒░░░░░░▒▒░░▓▓▓▓▓▓▓▓▓▓▓▓▓▓▓▓▓▓▓▓▓▓▓▓▓▓░░░░▓▓░░░░░░▒▒▒▒░░░░▒▒▒▒░░▒▒▓▓▓▓▓▓▓▓▓▓▓▓▓▓▓▓▓▓▓▓▓▓▓▓▒▒  ░░░░░░▒▒▒▒░░░░▓▓▓▓░░██▓▓▓▓▓▓░░████▓▓▓▓▓▓░░▓▓██▒▒▓▓▓▓░░░░▒▒▒▒▒▒▒▒
▒▒▒▒▒▒▒▒▒▒░░░░░░▒▒  ▒▒▓▓▓▓▓▓▓▓▓▓▓▓▓▓▓▓▓▓▓▓▓▓▓▓    ▓▓░░░░░░▒▒▒▒░░░░▒▒▒▒  ▒▒▓▓▓▓▓▓▓▓▓▓▓▓▓▓▓▓▓▓▓▓▓▓▓▓▒▒  ░░░░░░▒▒▒▒░░░░▓▓▓▓▒▒██▒▒▓▓▓▓░░████▒▒▓▓▓▓░░▓▓██▓▓▓▓▓▓░░░░▒▒▒▒▒▒▒▒
▒▒▒▒▒▒▒▒▓▓░░░░░░▒▒░░▒▒▓▓▓▓▓▓▓▓▓▓▓▓▓▓▓▓▓▓▓▓▓▓▓▓    ▓▓░░░░░░▒▒▒▒░░░░▒▒▒▒  ▒▒▓▓▓▓▓▓▓▓▓▓▓▓▓▓▓▓▓▓▓▓▓▓▓▓▒▒  ░░░░░░▒▒▒▒░░░░▓▓▓▓▒▒▓▓▓▓▓▓▓▓░░▓▓▓▓▒▒▓▓▒▒░░▓▓██▒▒▒▒▓▓░░░░▒▒▒▒▒▒▒▒
▒▒▒▒▒▒▒▒▒▒░░░░░░▒▒  ▒▒▓▓▓▓▓▓▓▓▓▓▓▓▓▓▓▓▓▓▓▓▓▓▓▓    ▓▓░░░░░░▒▒▒▒░░░░▒▒▒▒  ▓▓▓▓▓▓▓▓▓▓▓▓▓▓▓▓▓▓▓▓▓▓▓▓▓▓▒▒  ░░░░░░▒▒▒▒░░░░▒▒▒▒▒▒██▓▓▒▒▒▒░░████▒▒▒▒▒▒░░████▒▒▒▒▒▒░░░░▒▒▒▒▒▒▒▒
▒▒▒▒▒▒▒▒▒▒░░░░░░▓▓▓▓▒▒▓▓▓▓▓▓▓▓▓▓▒▒▓▓▓▓▓▓▓▓▓▓▒▒▓▓▓▓▓▓░░░░░░▒▒▒▒░░░░▒▒▓▓▓▓░░▓▓▓▓▓▓▓▓▓▓▓▓▒▒▓▓▒▒▓▓▓▓▓▓░░▓▓▓▓░░░░▒▒▒▒░░░░▒▒▒▒▒▒▒▒▒▒▒▒▒▒▒▒▒▒▒▒▒▒▒▒▒▒▒▒▒▒▒▒▒▒▒▒▓▓░░░░▒▒▒▒▒▒▒▒
▒▒▒▒▒▒▒▒▒▒░░░░░░██▓▓▒▒▒▒▒▒▒▒▒▒▒▒▒▒▒▒▒▒▒▒▒▒▒▒▒▒██▓▓▓▓░░░░░░▒▒▒▒░░░░▒▒▓▓██▒▒▒▒▒▒▒▒▒▒▒▒▒▒▒▒▒▒▒▒▒▒▒▒▒▒▒▒▓▓▓▓░░░░▒▒▒▒░░░░▓▓▓▓▓▓▓▓▓▓▓▓▓▓▓▓▓▓▓▓▓▓▓▓▓▓▓▓▓▓▓▓▓▓▒▒▓▓░░░░▒▒▒▒▒▒▒▒
▒▒▒▒▒▒▒▒▓▓▒▒▒▒▒▒▒▒▓▓▒▒    ▒▒▒▒▒▒▒▒▒▒▒▒▒▒    ░░▓▓▓▓▓▓▒▒▒▒▒▒▒▒▓▓▒▒▒▒▒▒▓▓▓▓▒▒    ░░▒▒▒▒▒▒▒▒▒▒▒▒▒▒    ▒▒▒▒▓▓▒▒▒▒▒▒▒▒▒▒▒▒▓▓▓▓▓▓▓▓▓▓▓▓▓▓▓▓▓▓▓▓▓▓▓▓▓▓▓▓▓▓▓▓▒▒▒▒▓▓▒▒▒▒▓▓▒▒▒▒▒▒
▒▒▒▒▒▒▒▒▒▒▒▒▒▒▒▒▒▒▒▒▒▒▓▓▒▒▓▓▒▒▒▒▒▒▒▒▒▒▓▓▒▒▓▓▓▓▒▒▒▒▒▒▒▒▒▒▒▒▒▒▒▒▒▒▒▒▒▒▒▒▒▒▒▒▒▒▒▒▓▓▓▓▒▒▒▒▒▒▒▒▒▒▓▓▓▓▓▓▒▒▒▒▒▒▒▒▒▒▒▒▒▒▒▒▒▒▒▒▒▒▒▒▒▒▒▒▒▒▒▒▒▒▒▒▒▒▒▒▒▒▒▒▒▒▒▒▒▒▒▒▒▒▒▒▒▒▒▒▒▒▒▒▒▒▒▒
copy to clipboard 👍 upvote 👎 downvote
fill: spaces toggle palette ▓→✊🏽